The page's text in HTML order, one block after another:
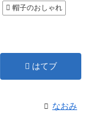
帽子のおしゃれ
はてブ
なおみ